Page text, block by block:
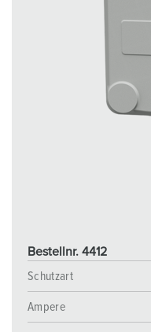
Bestellnr. 4412
Schutzart
Ampere